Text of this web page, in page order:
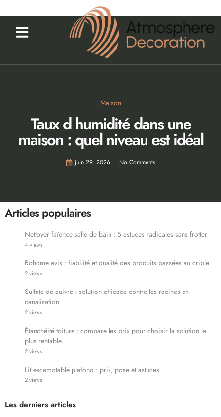
Maison
Taux d humidité dans une
maison : quel niveau est idéal
juin 29, 2026 No Comments
Articles populaires
Nettoyer faïence salle de bain : 5 astuces radicales sans frotter
4 views
Bohome avis : fiabilité et qualité des produits passées au crible
2 views
Sulfate de cuivre : solution efficace contre les racines en
canalisation
2 views
Étanchéité toiture : compare les prix pour choisir la solution la
plus rentable
2 views
Lit escamotable plafond : prix, pose et astuces
2 views
Les derniers articles